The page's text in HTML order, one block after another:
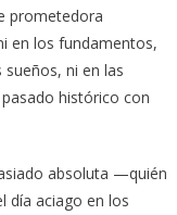
prometedora
en los fundamentos,
ni en las
histórico con
absoluta —quién
día aciago en los